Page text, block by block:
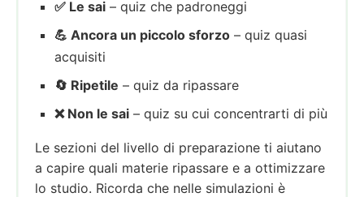
✅ Le sai – quiz che padroneggi
💪 Ancora un piccolo sforzo – quiz quasi
acquisiti
🔄 Ripetile – quiz da ripassare
❌ Non le sai – quiz su cui concentrarti di più
Le sezioni del livello di preparazione ti aiutano
a capire quali materie ripassare e a ottimizzare
lo studio. Ricorda che nelle simulazioni è